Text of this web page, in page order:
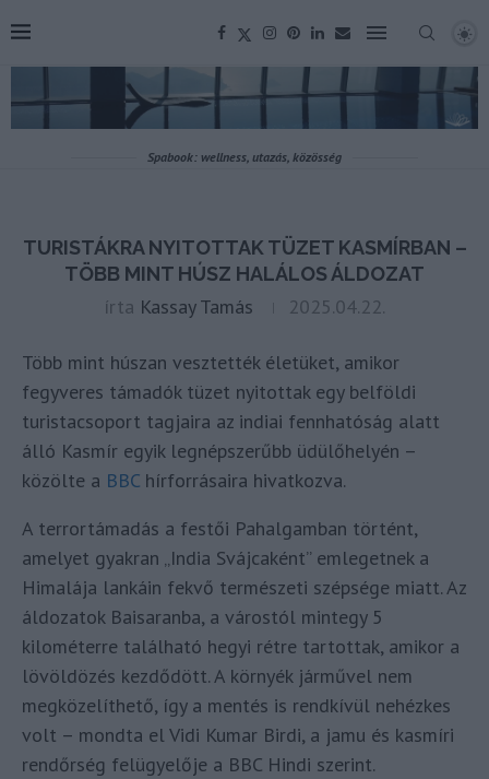
Spabook: wellness, utazás, közösség
TURISTÁKRA NYITOTTAK TÜZET KASMÍRBAN –
TÖBB MINT HÚSZ HALÁLOS ÁLDOZAT
írta Kassay Tamás 2025.04.22.
Több mint húszan vesztették életüket, amikor
fegyveres támadók tüzet nyitottak egy belföldi
turistacsoport tagjaira az indiai fennhatóság alatt
álló Kasmír egyik legnépszerűbb üdülőhelyén –
közölte a BBC hírforrásaira hivatkozva.
A terrortámadás a festői Pahalgamban történt,
amelyet gyakran „India Svájcaként” emlegetnek a
Himalája lankáin fekvő természeti szépsége miatt. Az
áldozatok Baisaranba, a várostól mintegy 5
kilométerre található hegyi rétre tartottak, amikor a
lövöldözés kezdődött. A környék járművel nem
megközelíthető, így a mentés is rendkívül nehézkes
volt – mondta el Vidi Kumar Birdi, a jamu és kasmíri
rendőrség felügyelője a BBC Hindi szerint.